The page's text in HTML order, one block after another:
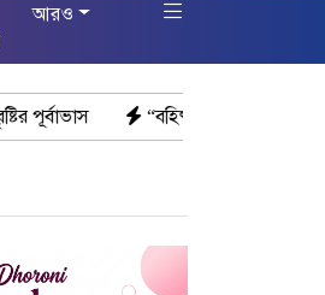
আরও
এনসিপি নেতা তানভীর ঢাকায় গ্রেফতার”